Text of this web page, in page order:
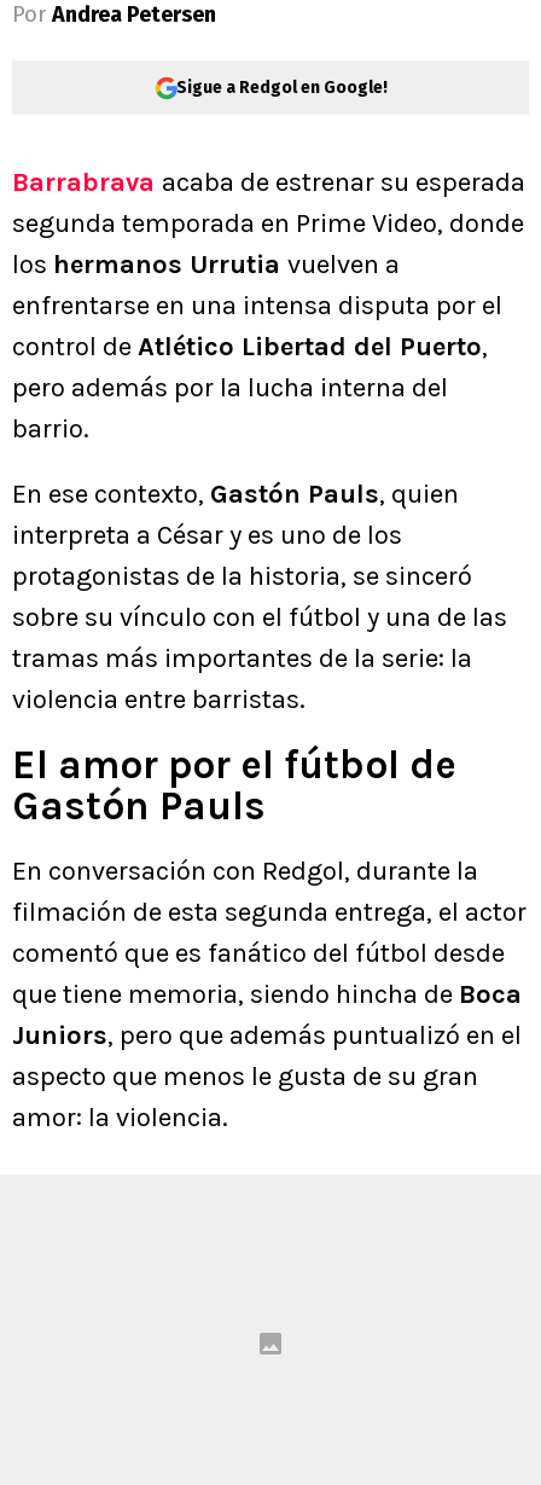
Por Andrea Petersen
Sigue a Redgol en Google!
Barrabrava acaba de estrenar su esperada
segunda temporada en Prime Video, donde
los hermanos Urrutia vuelven a
enfrentarse en una intensa disputa por el
control deAtlético Libertad del Puerto,
pero además por la lucha interna del
barrio.
En ese contexto, Gastón Pauls, quien
interpreta a César y es uno de los
protagonistas de la historia, se sinceró
sobre su vínculo con el fútbol y una de las
tramas más importantes de la serie: la
violencia entre barristas.
El amor por el fútbol de
Gastón Pauls
En conversación con Redgol, durante la
filmación de esta segunda entrega, el actor
comentó que es fanático del fútbol desde
que tiene memoria, siendo hincha de Boca
Juniors, pero que además puntualizó en el
aspecto que menos le gusta de su gran
amor: la violencia.